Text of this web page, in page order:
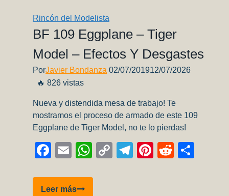
(parte
5)
Rincón del Modelista
BF 109 Eggplane – Tiger
Model – Efectos Y Desgastes
PorJavier Bondanza 02/07/201912/07/2026
🔥 826 vistas
Nueva y distendida mesa de trabajo! Te
mostramos el proceso de armado de este 109
Eggplane de Tiger Model, no te lo pierdas!
Facebook
EmailWhatsApp
CopyTelegram
Pinterest
Reddit
Leer másBF